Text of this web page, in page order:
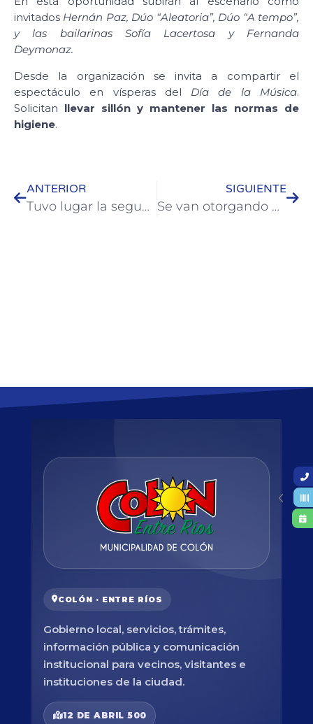
invitados Hernán Paz, Dúo “Aleatoria”, Dúo “A tempo”,
y las bailarinas Sofía Lacertosa y Fernanda
Deymonaz.
Desde la organización se invita a compartir el
espectáculo en vísperas del Día de la Música.
Solicitan llevar sillón y mantener las normas de
higiene.
ANTERIOR
Tuvo lugar la segunda capacitación en Huerta Familiar Inclusiva en Colón
SIGUIENTE
Se van otorgando más de 500 nuevas licencias de conducir en Colón
COLÓN · ENTRE RÍOS
Gobierno local, servicios, trámites,
información pública y comunicación
institucional para vecinos, visitantes e
instituciones de la ciudad.
12 DE ABRIL 500